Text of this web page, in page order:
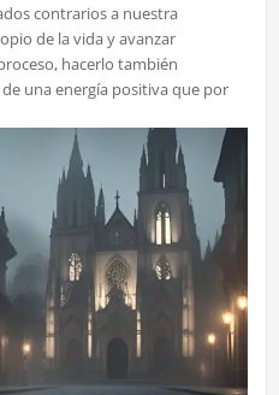
contrarios a nuestra
de la vida y avanzar
hacerlo también
una energía positiva que por